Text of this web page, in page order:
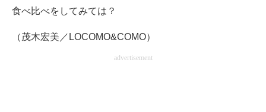
食べ比べをしてみては？
（茂木宏美／LOCOMO&COMO）
advertisement